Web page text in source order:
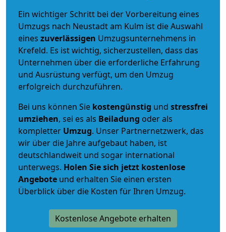
Ein wichtiger Schritt bei der Vorbereitung eines
Umzugs nach Neustadt am Kulm ist die Auswahl
eines zuverlässigen Umzugsunternehmens in
Krefeld. Es ist wichtig, sicherzustellen, dass das
Unternehmen über die erforderliche Erfahrung
und Ausrüstung verfügt, um den Umzug
erfolgreich durchzuführen.
Bei uns können Sie kostengünstig und stressfrei
umziehen, sei es als Beiladung oder als
kompletter Umzug. Unser Partnernetzwerk, das
wir über die Jahre aufgebaut haben, ist
deutschlandweit und sogar international
unterwegs. Holen Sie sich jetzt kostenlose
Angebote und erhalten Sie einen ersten
Überblick über die Kosten für Ihren Umzug.
Kostenlose Angebote erhalten